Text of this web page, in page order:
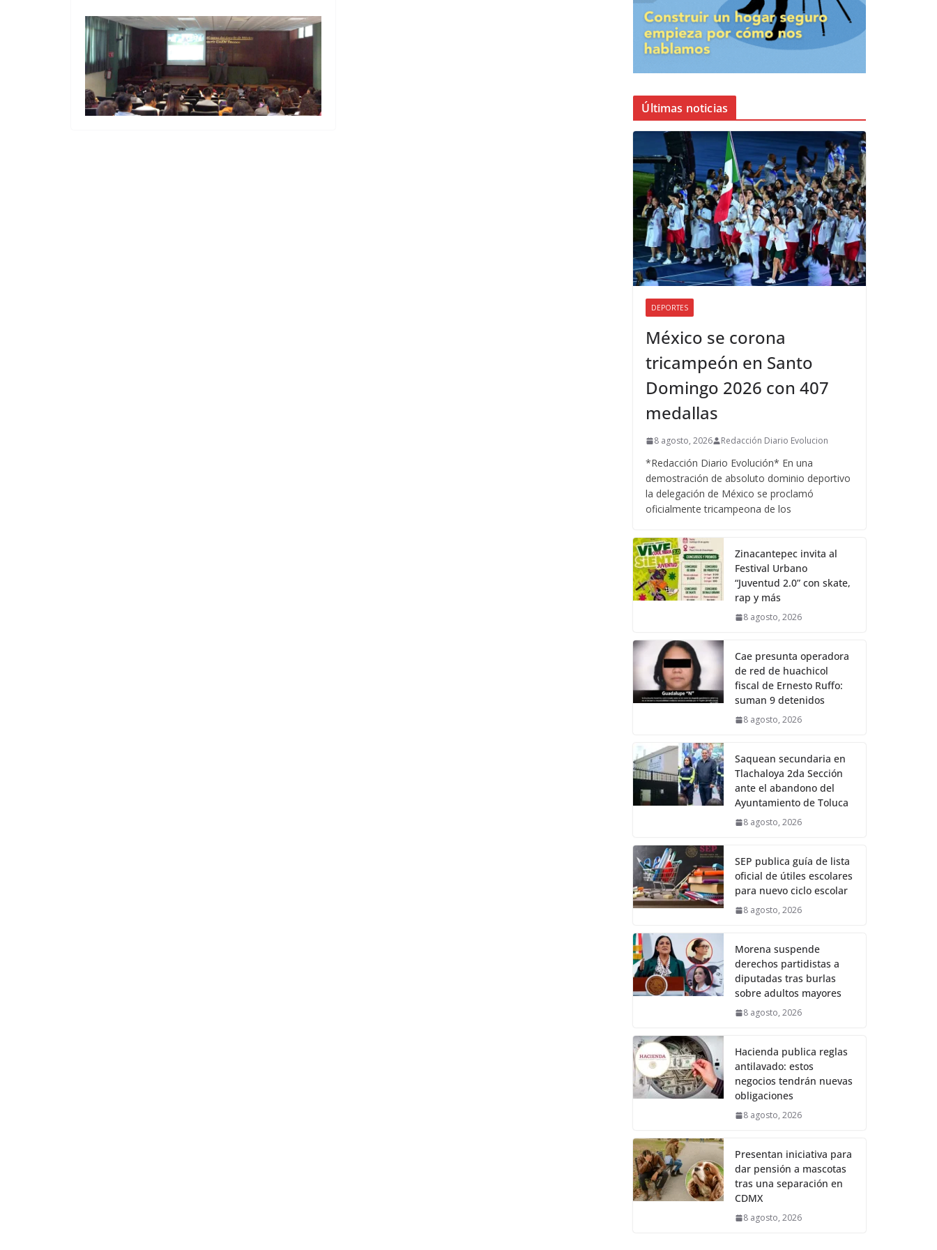
Últimas noticias
DEPORTES
México se corona
tricampeón en Santo
Domingo 2026 con 407
medallas
8 agosto, 2026 Redacción Diario Evolucion
*Redacción Diario Evolución* En una
demostración de absoluto dominio deportivo
la delegación de México se proclamó
oficialmente tricampeona de los
Zinacantepec invita al
Festival Urbano
“Juventud 2.0” con skate,
rap y más
8 agosto, 2026
Cae presunta operadora
de red de huachicol
fiscal de Ernesto Ruffo:
suman 9 detenidos
8 agosto, 2026
Saquean secundaria en
Tlachaloya 2da Sección
ante el abandono del
Ayuntamiento de Toluca
8 agosto, 2026
SEP publica guía de lista
oficial de útiles escolares
para nuevo ciclo escolar
8 agosto, 2026
Morena suspende
derechos partidistas a
diputadas tras burlas
sobre adultos mayores
8 agosto, 2026
Hacienda publica reglas
antilavado: estos
negocios tendrán nuevas
obligaciones
8 agosto, 2026
Presentan iniciativa para
dar pensión a mascotas
tras una separación en
CDMX
8 agosto, 2026